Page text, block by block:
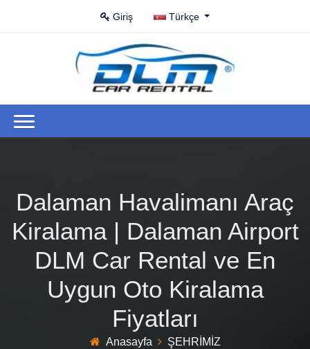
Giriş Türkçe
Dalaman Havalimanı Araç
Kiralama | Dalaman Airport
DLM Car Rental ve En
Uygun Oto Kiralama
Fiyatları
Anasayfa ŞEHRİMİZ